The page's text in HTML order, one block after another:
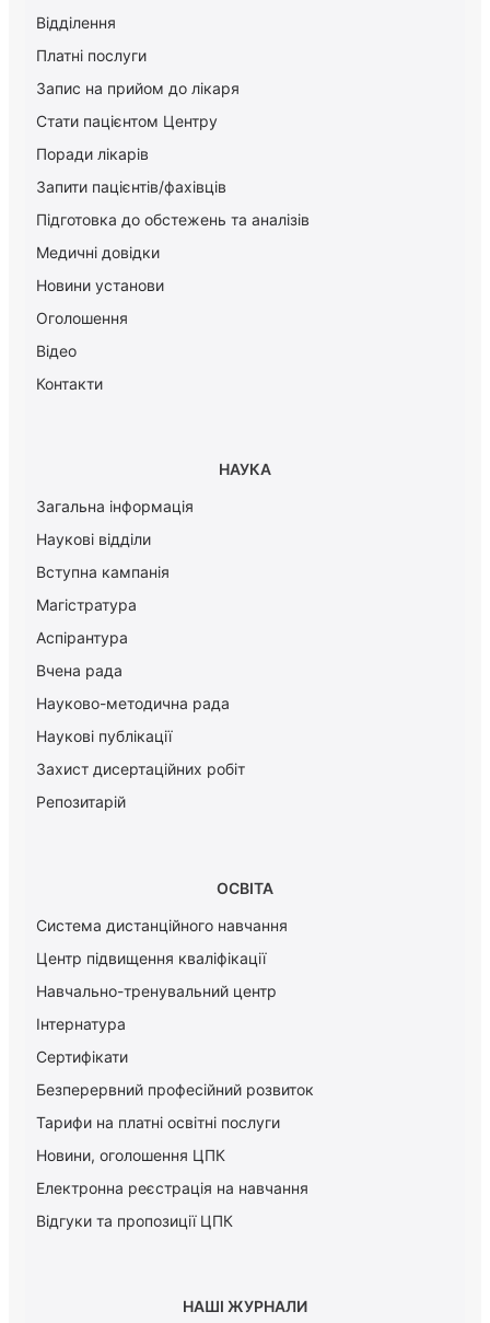
Відділення
Платні послуги
Запис на прийом до лікаря
Стати пацієнтом Центру
Поради лікарів
Запити пацієнтів/фахівців
Підготовка до обстежень та аналізів
Медичні довідки
Новини установи
Оголошення
Відео
Контакти
НАУКА
Загальна інформація
Наукові відділи
Вступна кампанія
Магістратура
Аспірантура
Вчена рада
Науково-методична рада
Наукові публікації
Захист дисертаційних робіт
Репозитарій
ОСВІТА
Система дистанційного навчання
Центр підвищення кваліфікації
Навчально-тренувальний центр
Інтернатура
Сертифікати
Безперервний професійний розвиток
Тарифи на платні освітні послуги
Новини, оголошення ЦПК
Електронна реєстрація на навчання
Відгуки та пропозиції ЦПК
НАШІ ЖУРНАЛИ